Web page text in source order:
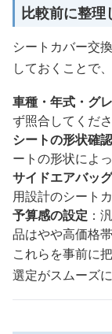
比較前に整理
シートカバー交
しておくことで
車種・年式・グ
ず照合してくだ
シートの形状確認
ートの形状によ
サイドエアバッ
用設計のシート
予算感の設定 ：
品はやや高価格
これらを事前に
選定がスムーズに